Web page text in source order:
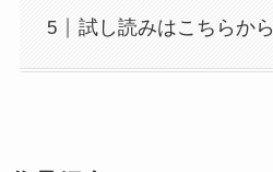
試し読みはこちらから